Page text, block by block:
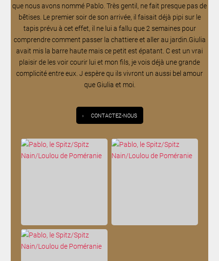
que nous avons nommé Pablo. Très gentil, ne fait presque pas de
bêtises. Le premier soir de son arrivée, il faisait déjà pipi sur le
tapis prévu à cet effet, il ne lui a fallu que 2 semaines pour
comprendre comment passer la chattiere et aller au jardin.Giulia
avait mis la barre haute mais ce petit est épatant. C est un vrai
plaisir de les voir courir lui et mon fils, je vois déjà une grande
complicité entre eux. J espère qu ils vivront un aussi bel amour
que Giulia et moi.
› CONTACTEZ-NOUS